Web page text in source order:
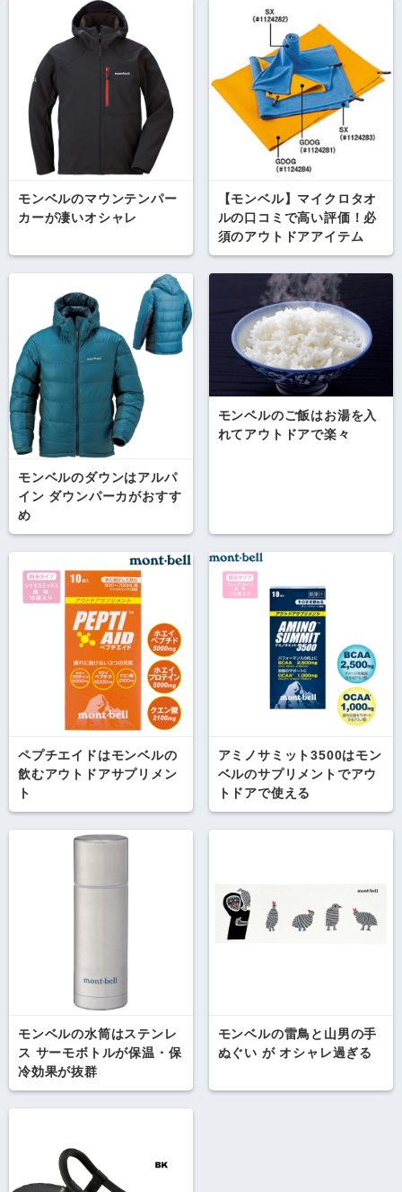
モンベルのマウンテンパー
カーが凄いオシャレ
【モンベル】マイクロタオ
ルの口コミで高い評価！必
須のアウトドアアイテム
モンベルのダウンはアルパ
イン ダウンパーカがおすす
め
モンベルのご飯はお湯を入
れてアウトドアで楽々
ペプチエイドはモンベルの
飲むアウトドアサプリメン
ト
アミノサミット3500はモン
ベルのサプリメントでアウ
トドアで使える
モンベルの水筒はステンレ
ス サーモボトルが保温・保
冷効果が抜群
モンベルの雷鳥と山男の手
ぬぐい が オシャレ過ぎる